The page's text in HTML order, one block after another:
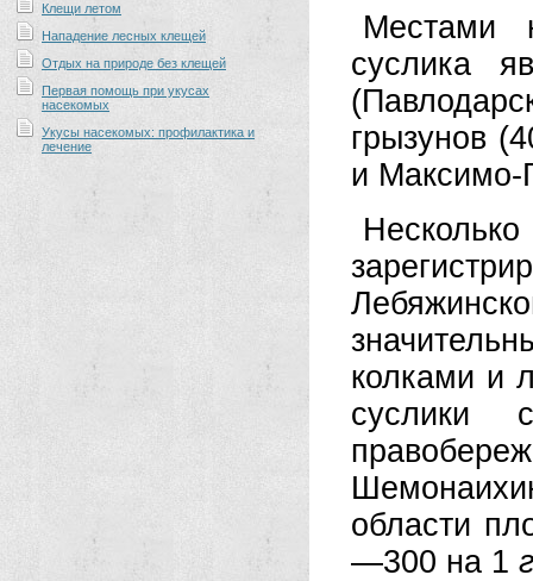
Клещи летом
Нападение лесных клещей
Отдых на природе без клещей
Первая помощь при укусах
насекомых
Укусы насекомых: профилактика и
лечение
Местами
суслика
грызунов
и Максимо-
колками и
суслики
области
—300 на 1